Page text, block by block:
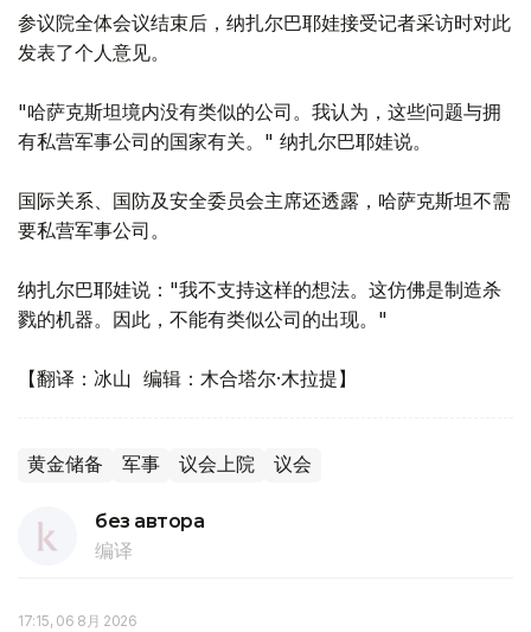
参议院全体会议结束后，纳扎尔巴耶娃接受记者采访时对此
发表了个人意见。
"哈萨克斯坦境内没有类似的公司。我认为，这些问题与拥
有私营军事公司的国家有关。" 纳扎尔巴耶娃说。
国际关系、国防及安全委员会主席还透露，哈萨克斯坦不需
要私营军事公司。
纳扎尔巴耶娃说："我不支持这样的想法。这仿佛是制造杀
戮的机器。因此，不能有类似公司的出现。"
【翻译：冰山 编辑：木合塔尔·木拉提】
黄金储备 军事 议会上院 议会
без автора
编译
17:15, 06 8月 2026